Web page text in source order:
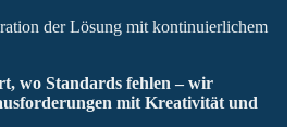
der Lösung mit kontinuierlichem
wo Standards fehlen – wir
mit Kreativität und